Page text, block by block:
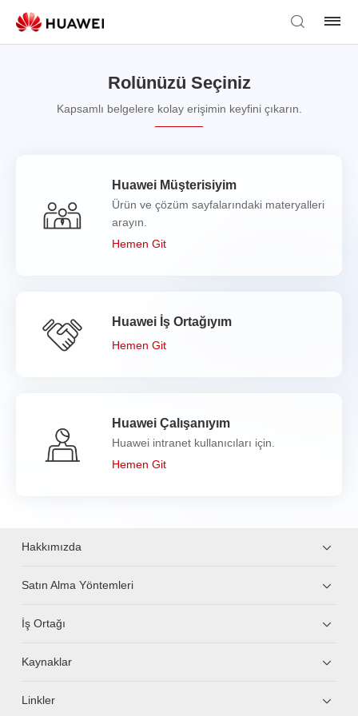
Rolünüzü Seçiniz
Kapsamlı belgelere kolay erişimin keyfini çıkarın.
Huawei Müşterisiyim
Ürün ve çözüm sayfalarındaki materyalleri
arayın.
Hemen Git
Huawei İş Ortağıyım
Hemen Git
Huawei Çalışanıyım
Huawei intranet kullanıcıları için.
Hemen Git
Hakkımızda
Satın Alma Yöntemleri
İş Ortağı
Kaynaklar
Linkler